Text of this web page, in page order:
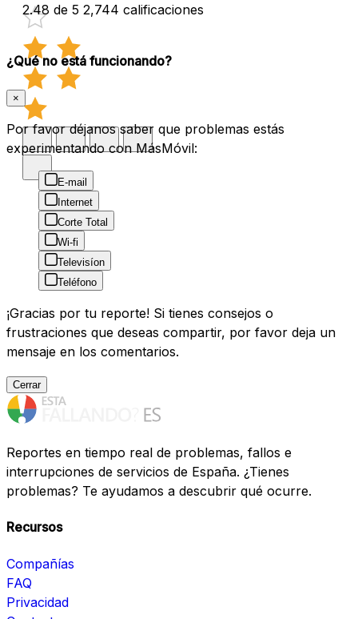
2.48 de 5 2,744 calificaciones
¿Qué no está funcionando?
×
Por favor déjanos saber que problemas estás
experimentando con MásMóvil:
E-mail
Internet
Corte Total
Wi-fi
Televisíon
Teléfono
¡Gracias por tu reporte! Si tienes consejos o
frustraciones que deseas compartir, por favor deja un
mensaje en los comentarios.
Cerrar
Reportes en tiempo real de problemas, fallos e
interrupciones de servicios de España. ¿Tienes
problemas? Te ayudamos a descubrir qué ocurre.
Recursos
Compañías
FAQ
Privacidad